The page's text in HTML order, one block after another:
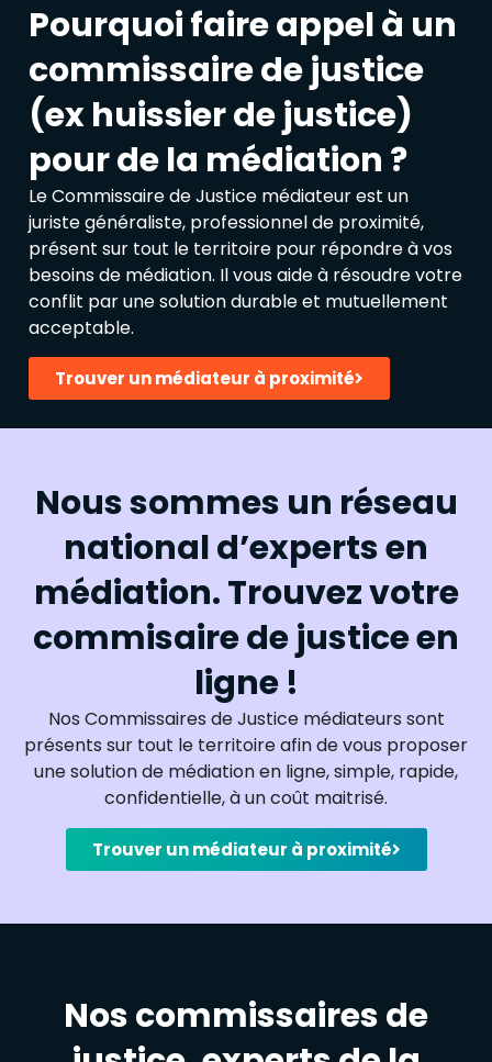
Pourquoi faire appel à un
commissaire de justice
(ex huissier de justice)
pour de la médiation ?
Le Commissaire de Justice médiateur est un
juriste généraliste, professionnel de proximité,
présent sur tout le territoire pour répondre à vos
besoins de médiation. Il vous aide à résoudre votre
conflit par une solution durable et mutuellement
acceptable.
Trouver un médiateur à proximité
Nous sommes un réseau
national d’experts en
médiation. Trouvez votre
commisaire de justice en
ligne !
Nos Commissaires de Justice médiateurs sont
présents sur tout le territoire afin de vous proposer
une solution de médiation en ligne, simple, rapide,
confidentielle, à un coût maitrisé.
Trouver un médiateur à proximité
Nos commissaires de